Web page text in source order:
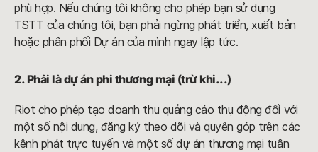
phù hợp. Nếu chúng tôi không cho phép bạn sử dụng
TSTT của chúng tôi, bạn phải ngừng phát triển, xuất bản
hoặc phân phối Dự án của mình ngay lập tức.
2. Phải là dự án phi thương mại (trừ khi...)
Riot cho phép tạo doanh thu quảng cáo thụ động đối với
một số nội dung, đăng ký theo dõi và quyên góp trên các
kênh phát trực tuyến và một số dự án thương mại tuân